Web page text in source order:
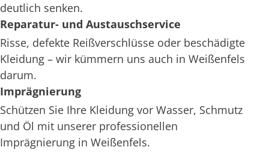
deutlich senken.
Reparatur- und Austauschservice
Risse, defekte Reißverschlüsse oder beschädigte
Kleidung – wir kümmern uns auch in Weißenfels
darum.
Imprägnierung
Schützen Sie Ihre Kleidung vor Wasser, Schmutz
und Öl mit unserer professionellen
Imprägnierung in Weißenfels.